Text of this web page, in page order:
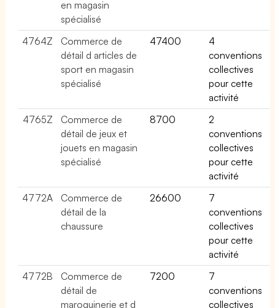
en magasin
spécialisé
4764Z
Commerce de
détail d articles de
sport en magasin
spécialisé
47400
4
conventions
collectives
pour cette
activité
4765Z
Commerce de
détail de jeux et
jouets en magasin
spécialisé
8700
2
conventions
collectives
pour cette
activité
4772A
Commerce de
détail de la
chaussure
26600
7
conventions
collectives
pour cette
activité
4772B
Commerce de
détail de
maroquinerie et d
7200
7
conventions
collectives